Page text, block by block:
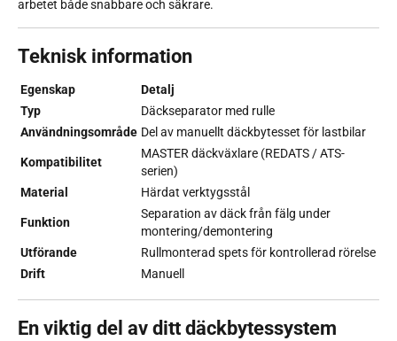
arbetet både snabbare och säkrare.
Teknisk information
Egenskap
Detalj
Typ
Däckseparator med rulle
Användningsområde Del av manuellt däckbytesset för lastbilar
Kompatibilitet
MASTER däckväxlare (REDATS / ATS-
serien)
Material
Härdat verktygsstål
Funktion
Separation av däck från fälg under
montering/demontering
Utförande
Rullmonterad spets för kontrollerad rörelse
Drift
Manuell
En viktig del av ditt däckbytessystem